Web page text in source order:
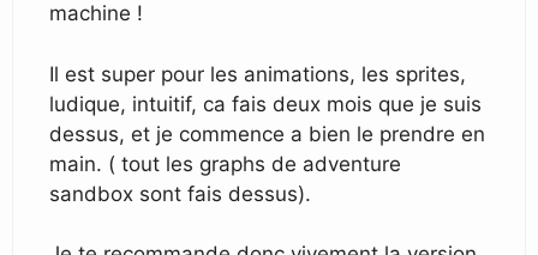
machine !
Il est super pour les animations, les sprites,
ludique, intuitif, ca fais deux mois que je suis
dessus, et je commence a bien le prendre en
main. ( tout les graphs de adventure
sandbox sont fais dessus).